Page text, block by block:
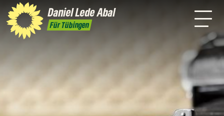
DanielLede Abal
Für Tübingen
Presse Pressebilder Kontakt
mich